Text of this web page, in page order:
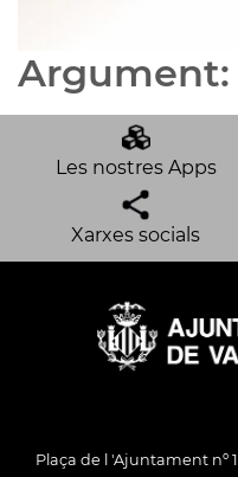
Argument:
Les nostres Apps
Xarxes socials
Plaça de l 'Ajuntament nº 1